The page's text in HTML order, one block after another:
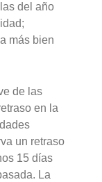
del año
más bien
de las
en la
un retraso
15 días
La